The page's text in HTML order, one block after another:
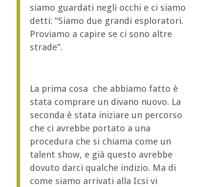
siamo guardati negli occhi e ci siamo
detti: “Siamo due grandi esploratori.
Proviamo a capire se ci sono altre
strade”.
La prima cosa che abbiamo fatto è
stata comprare un divano nuovo. La
seconda è stata iniziare un percorso
che ci avrebbe portato a una
procedura che si chiama come un
talent show, e già questo avrebbe
dovuto darci qualche indizio. Ma di
come siamo arrivati alla Icsi vi